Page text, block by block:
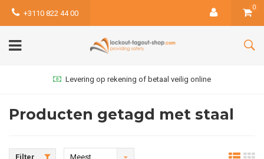
+3110 822 44 00
0
Levering op rekening of betaal veilig online
Producten getagd met staal
Filter
Meest